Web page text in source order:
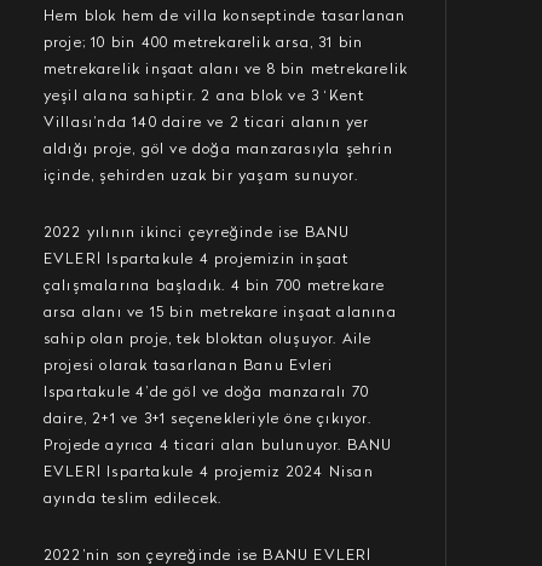
Hem blok hem de villa konseptinde tasarlanan
proje; 10 bin 400 metrekarelik arsa, 31 bin
metrekarelik inşaat alanı ve 8 bin metrekarelik
yeşil alana sahiptir. 2 ana blok ve 3 ‘Kent
Villası’nda 140 daire ve 2 ticari alanın yer
aldığı proje, göl ve doğa manzarasıyla şehrin
içinde, şehirden uzak bir yaşam sunuyor.
2022 yılının ikinci çeyreğinde ise BANU
EVLERİ Ispartakule 4 projemizin inşaat
çalışmalarına başladık. 4 bin 700 metrekare
arsa alanı ve 15 bin metrekare inşaat alanına
sahip olan proje, tek bloktan oluşuyor. Aile
projesi olarak tasarlanan Banu Evleri
Ispartakule 4’de göl ve doğa manzaralı 70
daire, 2+1 ve 3+1 seçenekleriyle öne çıkıyor.
Projede ayrıca 4 ticari alan bulunuyor. BANU
EVLERİ Ispartakule 4 projemiz 2024 Nisan
ayında teslim edilecek.
2022’nin son çeyreğinde ise BANU EVLERİ